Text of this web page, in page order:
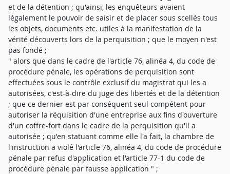
et de la détention ; qu'ainsi, les enquêteurs avaient
légalement le pouvoir de saisir et de placer sous scellés tous
les objets, documents etc. utiles à la manifestation de la
vérité découverts lors de la perquisition ; que le moyen n'est
pas fondé ;
" alors que dans le cadre de l'article 76, alinéa 4, du code de
procédure pénale, les opérations de perquisition sont
effectuées sous le contrôle exclusif du magistrat qui les a
autorisées, c'est-à-dire du juge des libertés et de la détention
; que ce dernier est par conséquent seul compétent pour
autoriser la réquisition d'une entreprise aux fins d'ouverture
d'un coffre-fort dans le cadre de la perquisition qu'il a
autorisée ; qu'en statuant comme elle l'a fait, la chambre de
l'instruction a violé l'article 76, alinéa 4, du code de procédure
pénale par refus d'application et l'article 77-1 du code de
procédure pénale par fausse application " ;